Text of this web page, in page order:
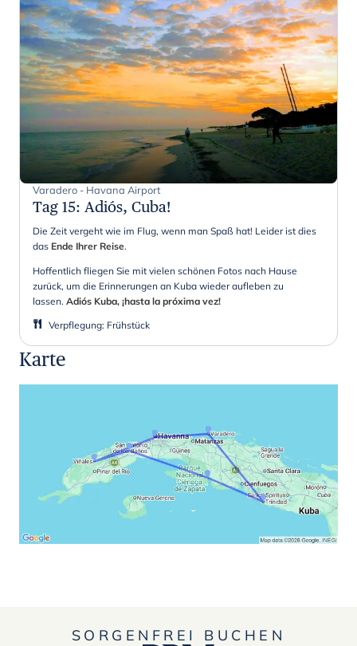
Varadero - Havana Airport
Tag 15: Adiós, Cuba!
Die Zeit vergeht wie im Flug, wenn man Spaß hat! Leider ist dies
das Ende Ihrer Reise.
Hoffentlich fliegen Sie mit vielen schönen Fotos nach Hause
zurück, um die Erinnerungen an Kuba wieder aufleben zu
lassen. Adiós Kuba, ¡hasta la próxima vez!
Verpflegung: Frühstück
Karte
SORGENFREI BUCHEN